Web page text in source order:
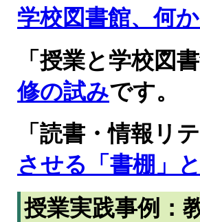
学校図書館、何
「授業と学校図
修の試みです。
「読書・情報リ
させる「書棚」
授業実践事例：